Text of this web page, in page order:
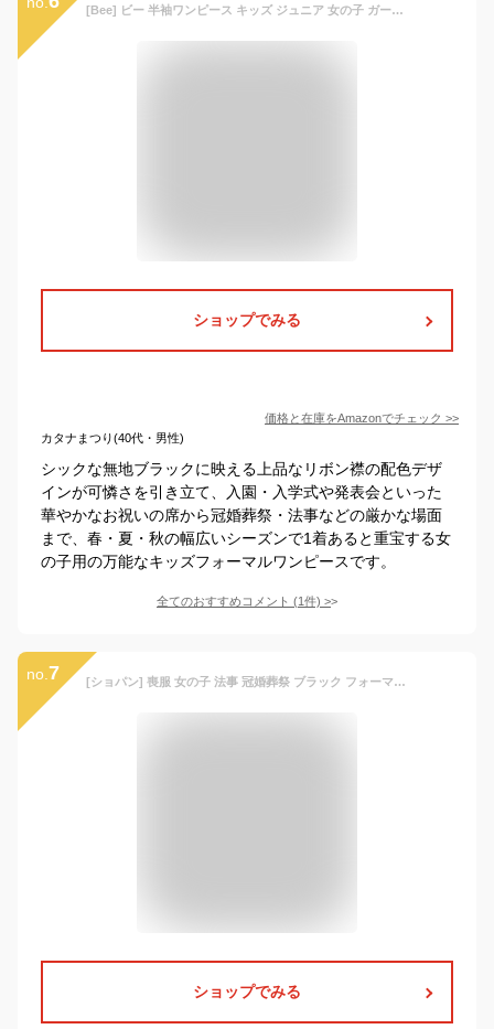
[Bee] ビー 半袖ワンピース キッズ ジュニア 女の子 ガールズ リボン 襟 衿 無地 配色 フォーマル 卒園式 卒業式 入園式 入学式 発表会 冠婚葬祭 喪服 法事 春 夏 秋 shh01940 130cm リボン襟×ブラック
ショップでみる
価格と在庫をAmazonでチェック >>
カタナまつり(40代・男性)
シックな無地ブラックに映える上品なリボン襟の配色デザ
インが可憐さを引き立て、入園・入学式や発表会といった
華やかなお祝いの席から冠婚葬祭・法事などの厳かな場面
まで、春・夏・秋の幅広いシーズンで1着あると重宝する女
の子用の万能なキッズフォーマルワンピースです。
全てのおすすめコメント (1件) >
no. 7 [ショパン] 喪服 女の子 法事 冠婚葬祭 ブラック フォーマル キッズ ジュニア フレア ワンピース 7836-2307 110cm 半袖ブラック
ショップでみる